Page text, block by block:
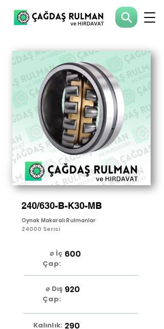
240/630-B-K30-MB
Oynak Makaralı Rulmanlar
24000 Serisi
⌀ İç
Çap:
600
⌀ Dış
Çap:
920
Kalınlık: 290